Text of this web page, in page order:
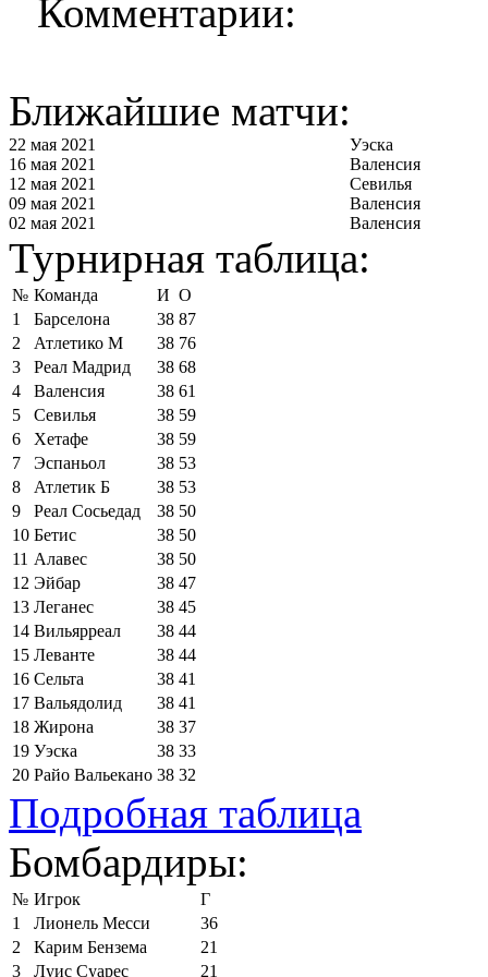
Комментарии:
Ближайшие матчи:
22 мая 2021
Уэска
16 мая 2021
Валенсия
12 мая 2021
Севилья
09 мая 2021
Валенсия
02 мая 2021
Валенсия
Турнирная таблица:
№ Команда И О
1
Барселона 38 87
2
Атлетико М 38 76
3
Реал Мадрид 38 68
4
Валенсия 38 61
5
Севилья 38 59
6
Хетафе 38 59
7
Эспаньол 38 53
8
Атлетик Б 38 53
9
Реал Сосьедад 38 50
10 Бетис 38 50
11 Алавес 38 50
12 Эйбар 38 47
13 Леганес 38 45
14 Вильярреал 38 44
15 Леванте 38 44
16 Сельта 38 41
17 Вальядолид 38 41
18 Жирона 38 37
19 Уэска 38 33
20 Райо Вальекано 38 32
Подробная таблица
Бомбардиры:
№ Игрок
Г
1
Лионель Месси
36
2
Карим Бензема
21
3
Луис Суарес 21